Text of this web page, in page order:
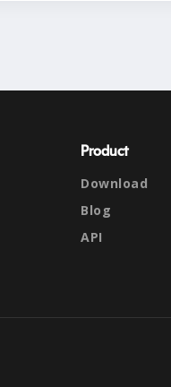
Product
Download
Blog
API